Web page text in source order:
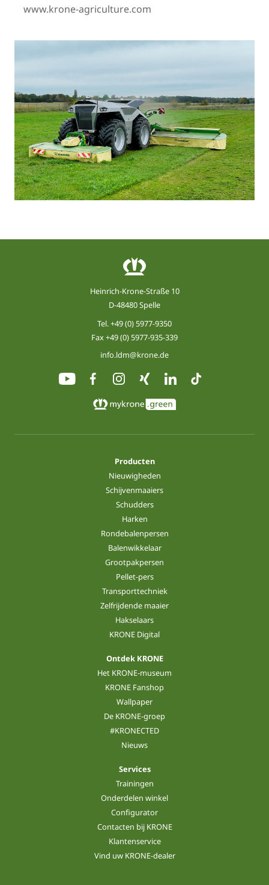
www.krone-agriculture.com
Heinrich-Krone-Straße 10
D-48480 Spelle
Tel.+49 (0) 5977-9350
Fax +49 (0) 5977-935-339
info.ldm@krone.de
Producten
Nieuwigheden
Schijvenmaaiers
Schudders
Harken
Rondebalenpersen
Balenwikkelaar
Grootpakpersen
Pellet-pers
Transporttechniek
Zelfrijdende maaier
Hakselaars
KRONE Digital
Ontdek KRONE
Het KRONE-museum
KRONE Fanshop
Wallpaper
De KRONE-groep
#KRONECTED
Nieuws
Services
Trainingen
Onderdelen winkel
Configurator
Contacten bij KRONE
Klantenservice
Vind uw KRONE-dealer